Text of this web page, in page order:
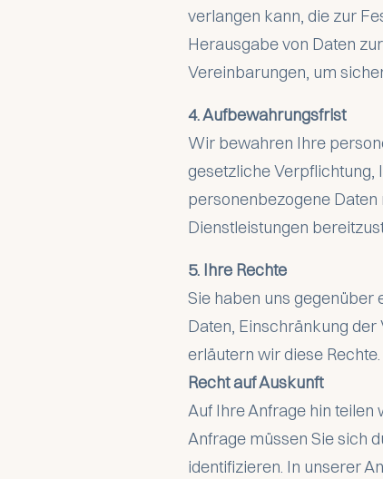
verlangen kann, die zur
Herausgabe von Daten
Vereinbarungen, um
4. Aufbewahrungsfrist
Wir bewahren Ihre
gesetzliche Verpflichtung,
personenbezogene
Dienstleistungen
5. Ihre Rechte
Sie haben uns gegenüber
Daten, Einschränkung
erläutern wir diese Rechte.
Recht auf Auskunft
Auf Ihre Anfrage hin
Anfrage müssen Sie sich
identifizieren. In unserer